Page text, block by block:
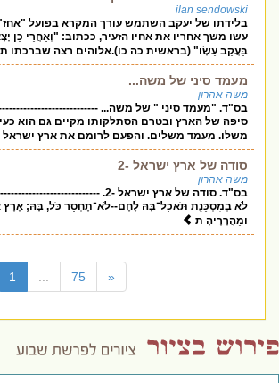
ilan sendowski
בלידתו של יעקב השתמש עורך המקרא בפועל
עשו משך אחריו את אחיו הזעיר, ככתוב: "וְאַחֲרֵי כֵן
בַּעֲקֵב עֵשָׂו" (בראשית כה כו).אלוהים רצה שברכתו
מעמד סיני של משה...
משה אהרון
בס"ד. "מעמד סיני " של משה...
סיפה של הארץ ובטרם הסתלקותו מקיים גם הוא
משלו. מעמד משלים. והפעם לרומם את ארץ
סודה של ארץ ישראל -2
משה אהרון
בס"ד. סודה של ארץ ישראל -2.
לֹא בְמִסְכֵּנֻת תֹּאכַל־בָּהּ לֶחֶם--לֹא־תֶחְסַר כֹּל, בָּהּ; אֶרֶץ
וּמֵהֲרָרֶיהָ ת
1 75 «